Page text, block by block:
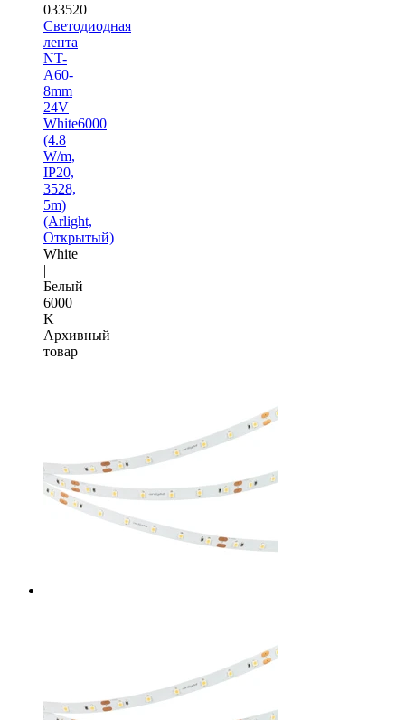
033520
Светодиодная
лента
NT-
A60-
8mm
24V
White6000
(4.8
W/m,
IP20,
3528,
5m)
(Arlight,
Открытый)
White
|
Белый
6000
K
Архивный
товар